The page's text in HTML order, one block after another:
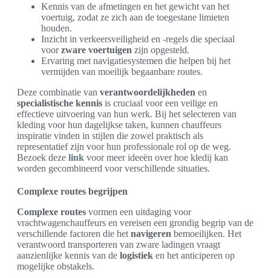
Kennis van de afmetingen en het gewicht van het
voertuig, zodat ze zich aan de toegestane limieten
houden.
Inzicht in verkeersveiligheid en -regels die speciaal
voorzware voertuigen zijn opgesteld.
Ervaring met navigatiesystemen die helpen bij het
vermijden van moeilijk begaanbare routes.
Deze combinatie van verantwoordelijkheden en
specialistische kennis is cruciaal voor een veilige en
effectieve uitvoering van hun werk. Bij het selecteren van
kleding voor hun dagelijkse taken, kunnen chauffeurs
inspiratie vinden in stijlen die zowel praktisch als
representatief zijn voor hun professionale rol op de weg.
Bezoek deze link voor meer ideeën over hoe kledij kan
worden gecombineerd voor verschillende situaties.
Complexe routes begrijpen
Complexe routes vormen een uitdaging voor
vrachtwagenchauffeurs en vereisen een grondig begrip van de
verschillende factoren die het navigeren bemoeilijken. Het
verantwoord transporteren van zware ladingen vraagt
aanzienlijke kennis van de logistiek en het anticiperen op
mogelijke obstakels.